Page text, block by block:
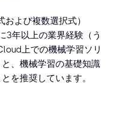
よび複数選択式）
3年以上の業界経験（う
上での機械学習ソリ
、機械学習の基礎知識
を推奨しています。